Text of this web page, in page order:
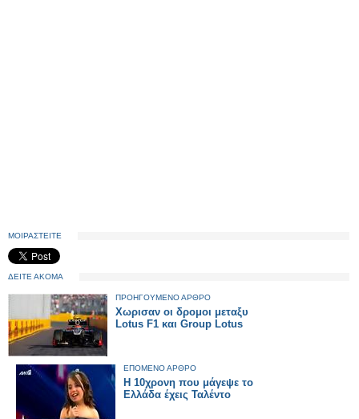
ΜΟΙΡΑΣΤΕΙΤΕ
ΔΕΙΤΕ ΑΚΟΜΑ
ΠΡΟΗΓΟΥΜΕΝΟ ΑΡΘΡΟ
Χωρισαν οι δρομοι μεταξυ
Lotus F1 και Group Lotus
ΕΠΟΜΕΝΟ ΑΡΘΡΟ
Η 10χρονη που μάγεψε το
Ελλάδα έχεις Ταλέντο